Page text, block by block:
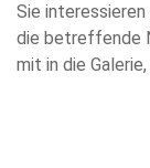
Sie
die betreffende
mit in die